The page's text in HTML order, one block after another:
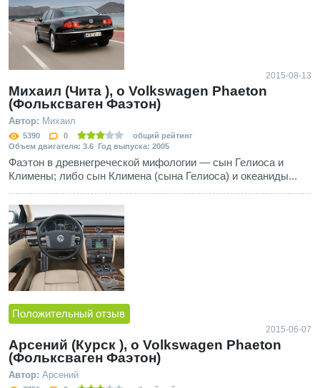
2015-08-13
Михаил (Чита ), о Volkswagen Phaeton
(Фольксваген Фаэтон)
Автор: Михаил
5390 0
общий рейтинг
Объем двигателя: 3.6 Год выпуска: 2005
Фаэтон в древнегреческой мифологии — сын Гелиоса и
Климены; либо сын Климена (сына Гелиоса) и океаниды...
Положительный отзыв
2015-06-07
Арсений (Курск ), о Volkswagen Phaeton
(Фольксваген Фаэтон)
Автор: Арсений